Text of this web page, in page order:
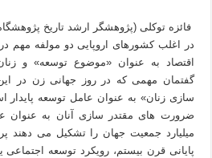
فائزه توکلی (پژوهشگر ارشد تاریخ
در اغلب کشورهای اروپایی دو مولفه مهم
اقتصاد به عنوان «موضوع توسعه» و
گفتمان مهمی که در روز جهانی زن در
سازی زنان» به عنوان عامل توسعه پایدار
میلیارد جمعیت جهان را تشکیل می دهند
پایانی قرن بیستم، رویکرد توسعه